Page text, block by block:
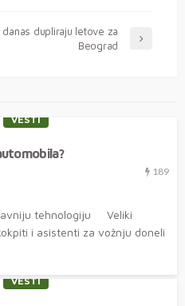
danas dupliraju letove za
Beograd
VESTI
189
tehnologiju Veliki
i asistenti za vožnju doneli
VESTI